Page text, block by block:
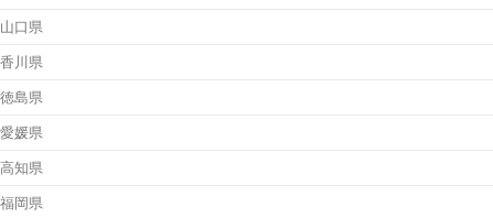
山口県
香川県
徳島県
愛媛県
高知県
福岡県